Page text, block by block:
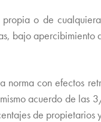
o de
bajo
norma con efectos
acuerdo de
de